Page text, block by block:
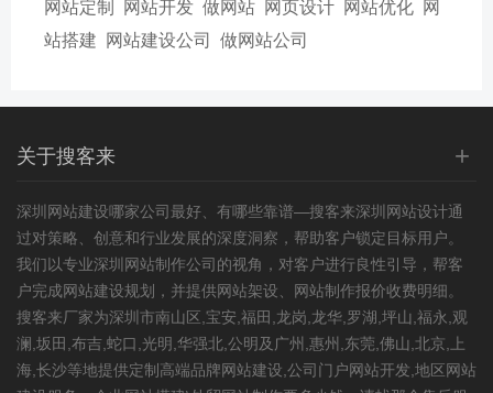
网站定制
网站开发 做网站 网页设计 网站优化 网
站搭建
网站建设公司 做网站公司
关于搜客来 +
深圳网站建设哪家公司最好、有哪些靠谱—搜客来深圳网站设计通
过对策略、创意和行业发展的深度洞察，帮助客户锁定目标用户。
我们以专业深圳网站制作公司的视角，对客户进行良性引导，帮客
户完成网站建设规划，并提供网站架设、网站制作报价收费明细。
搜客来厂家为深圳市南山区,宝安,福田,龙岗,龙华,罗湖,坪山,福永,观
澜,坂田,布吉,蛇口,光明,华强北,公明及广州,惠州,东莞,佛山,北京,上
海,长沙等地提供定制高端品牌网站建设,公司门户网站开发, 地区网站